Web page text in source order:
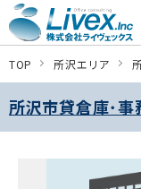
TOP 所沢エリア
所沢市貸倉庫･